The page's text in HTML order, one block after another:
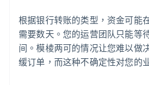
根据银行转账的类型，资金可能
需要数天。您的运营团队只能等
间。模棱两可的情况让您难以做
缓订单，而这种不确定性对您的